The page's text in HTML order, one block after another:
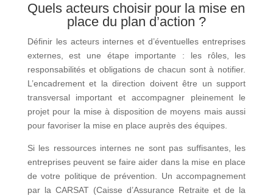
Quels acteurs choisir pour la mise en
place du plan d’action ?
Définir les acteurs internes et d’éventuelles entreprises
externes, est une étape importante : les rôles, les
responsabilités et obligations de chacun sont à notifier.
L’encadrement et la direction doivent être un support
transversal important et accompagner pleinement le
projet pour la mise à disposition de moyens mais aussi
pour favoriser la mise en place auprès des équipes.
Si les ressources internes ne sont pas suffisantes, les
entreprises peuvent se faire aider dans la mise en place
de votre politique de prévention. Un accompagnement
par la CARSAT (Caisse d’Assurance Retraite et de la